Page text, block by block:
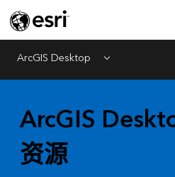
ArcGIS Desktop Menu
ArcGIS
资源